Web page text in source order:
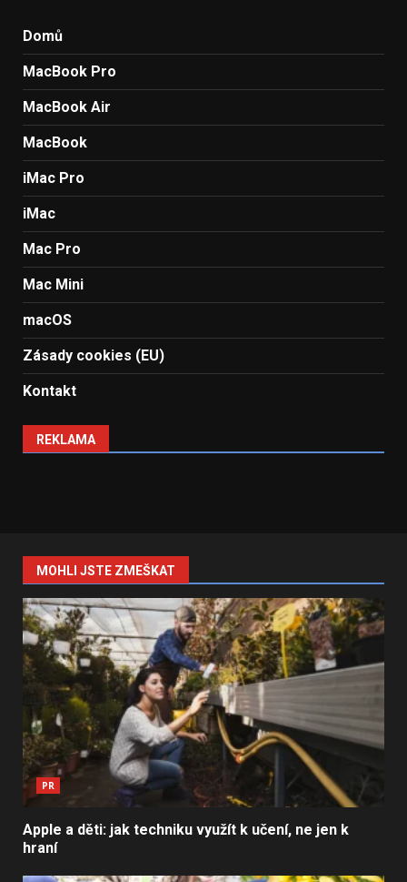
Domů
MacBook Pro
MacBook Air
MacBook
iMac Pro
iMac
Mac Pro
Mac Mini
macOS
Zásady cookies (EU)
Kontakt
REKLAMA
MOHLI JSTE ZMEŠKAT
PR
Apple a děti: jak techniku využít k učení, ne jen k
hraní